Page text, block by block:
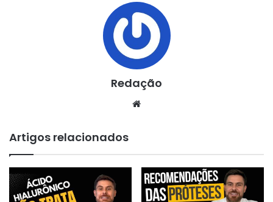
Redação
Artigos relacionados